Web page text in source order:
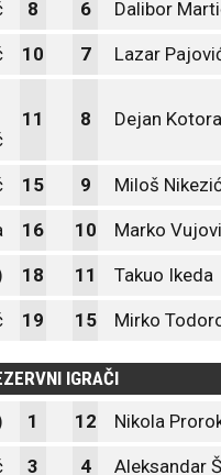
8 6 Dalibor
10 7 Lazar
11 8 Dejan
15 9 Miloš
16 10 Marko
18 11 Takuo Ikeda
19 15 Mirko
IGRAČI
1 12 Nikola
3 4 Aleksandar